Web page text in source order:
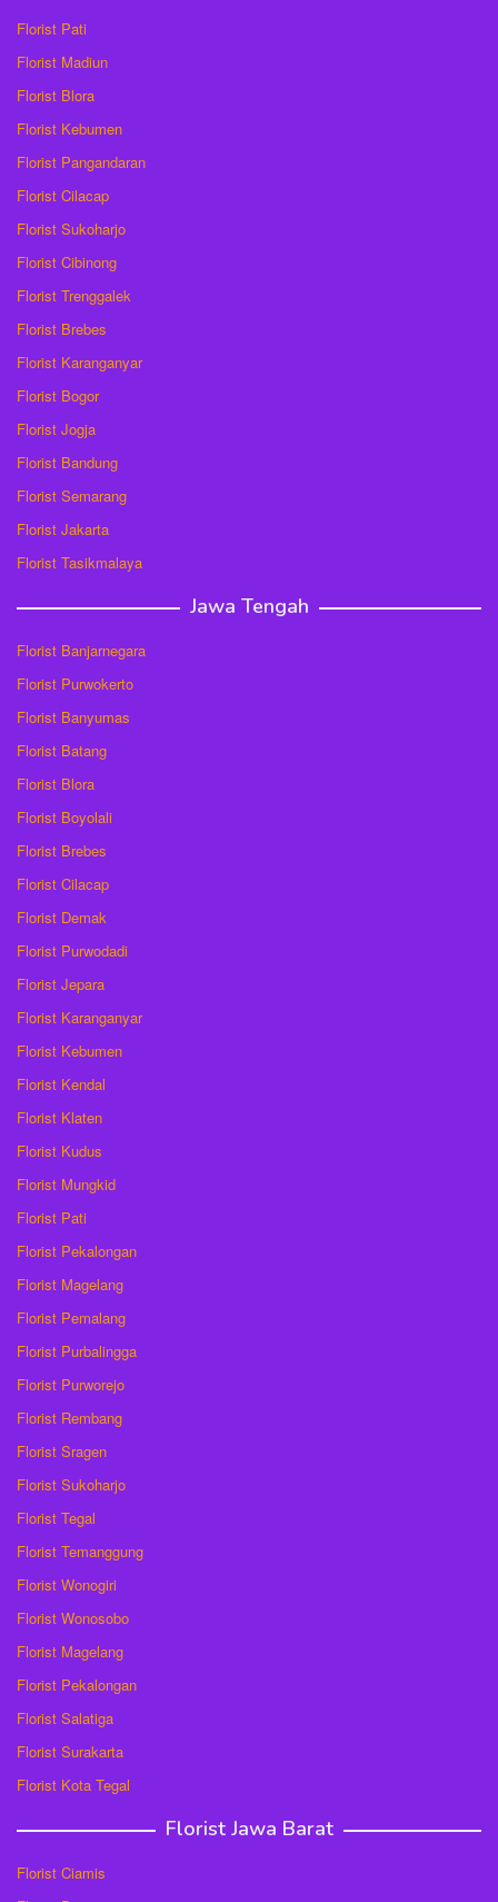
Florist Pati
Florist Madiun
Florist Blora
Florist Kebumen
Florist Pangandaran
Florist Cilacap
Florist Sukoharjo
Florist Cibinong
Florist Trenggalek
Florist Brebes
Florist Karanganyar
Florist Bogor
Florist Jogja
Florist Bandung
Florist Semarang
Florist Jakarta
Florist Tasikmalaya
Jawa Tengah
Florist Banjarnegara
Florist Purwokerto
Florist Banyumas
Florist Batang
Florist Blora
Florist Boyolali
Florist Brebes
Florist Cilacap
Florist Demak
Florist Purwodadi
Florist Jepara
Florist Karanganyar
Florist Kebumen
Florist Kendal
Florist Klaten
Florist Kudus
Florist Mungkid
Florist Pati
Florist Pekalongan
Florist Magelang
Florist Pemalang
Florist Purbalingga
Florist Purworejo
Florist Rembang
Florist Sragen
Florist Sukoharjo
Florist Tegal
Florist Temanggung
Florist Wonogiri
Florist Wonosobo
Florist Magelang
Florist Pekalongan
Florist Salatiga
Florist Surakarta
Florist Kota Tegal
Florist Jawa Barat
Florist Ciamis